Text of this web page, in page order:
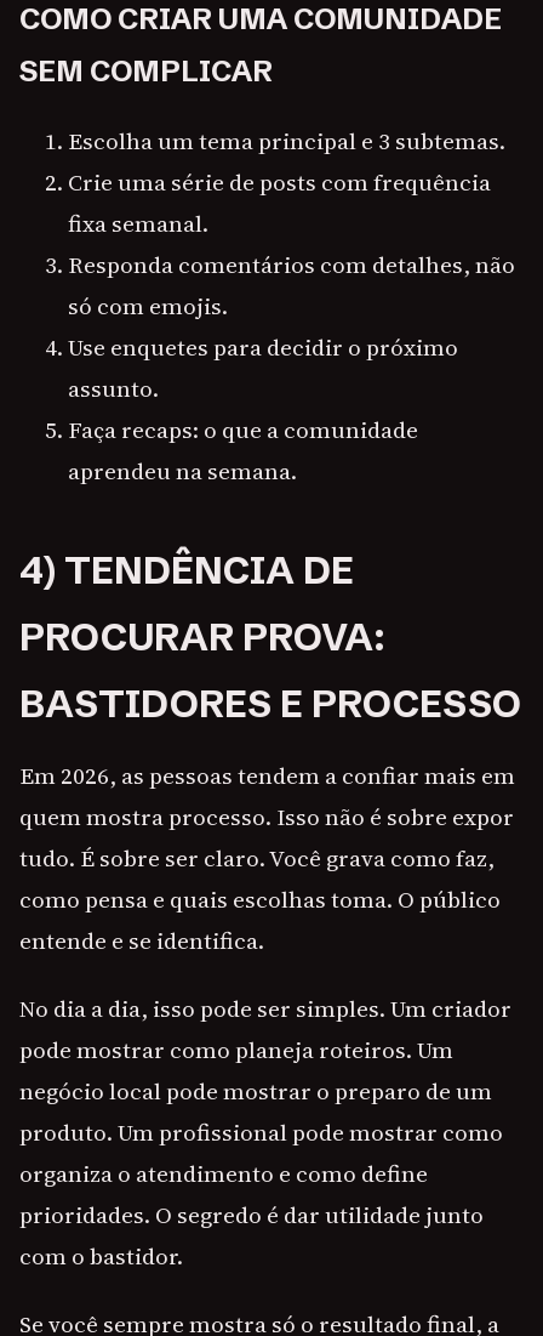
COMO CRIAR UMA COMUNIDADE
SEM COMPLICAR
Escolha um tema principal e 3 subtemas.
Crie uma série de posts com frequência
fixa semanal.
Responda comentários com detalhes, não
só com emojis.
Use enquetes para decidir o próximo
assunto.
Faça recaps: o que a comunidade
aprendeu na semana.
4) TENDÊNCIA DE
PROCURAR PROVA:
BASTIDORES E PROCESSO
Em 2026, as pessoas tendem a confiar mais em
quem mostra processo. Isso não é sobre expor
tudo. É sobre ser claro. Você grava como faz,
como pensa e quais escolhas toma. O público
entende e se identifica.
No dia a dia, isso pode ser simples. Um criador
pode mostrar como planeja roteiros. Um
negócio local pode mostrar o preparo de um
produto. Um profissional pode mostrar como
organiza o atendimento e como define
prioridades. O segredo é dar utilidade junto
com o bastidor.
Se você sempre mostra só o resultado final, a